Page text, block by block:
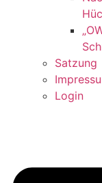
Satzung
Login